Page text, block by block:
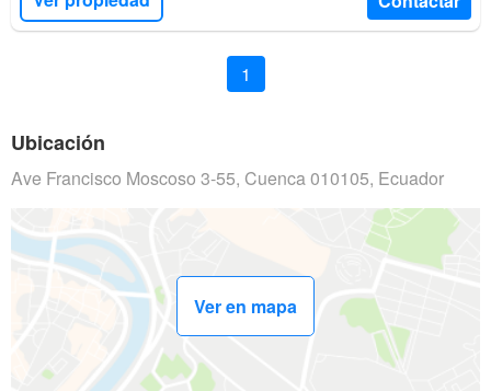
Ubicación
Ave Francisco Moscoso 3-55, Cuenca 010105, Ecuador
Ver en mapa
1